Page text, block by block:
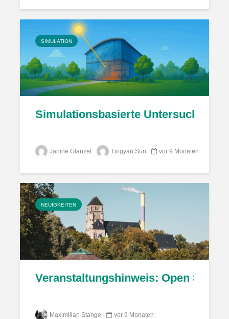
SIMULATION
Simulationsbasierte Untersuchung
Janine Glänzel Tingyan Sun vor 9 Monaten
NEUIGKEITEN
Veranstaltungshinweis: Open
Maximilian Stange vor 9 Monaten